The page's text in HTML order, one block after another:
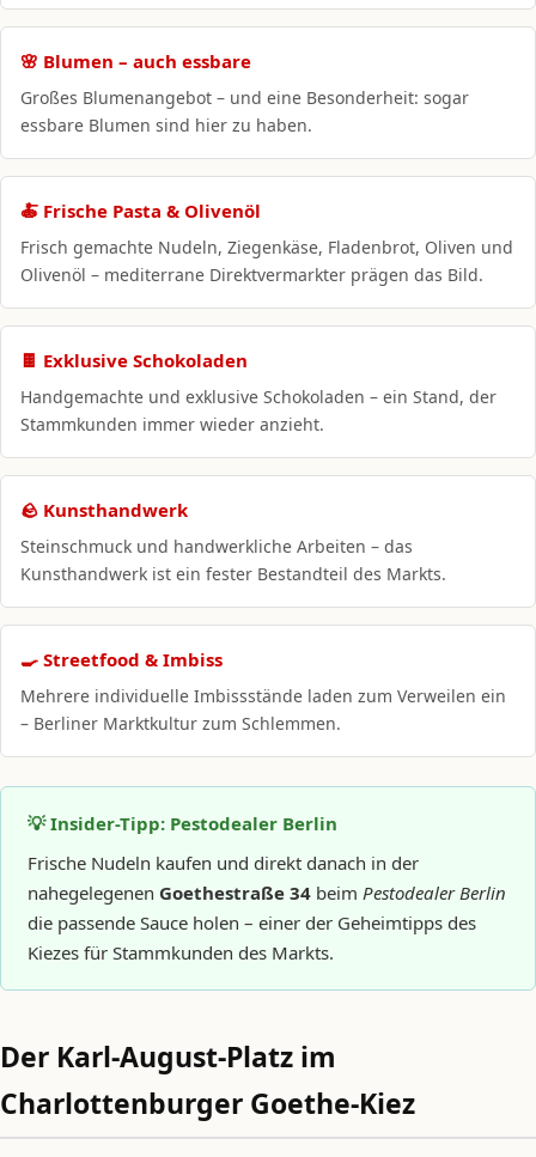
🌸 Blumen – auch essbare
Großes Blumenangebot – und eine Besonderheit: sogar
essbare Blumen sind hier zu haben.
🍝 Frische Pasta & Olivenöl
Frisch gemachte Nudeln, Ziegenkäse, Fladenbrot, Oliven und
Olivenöl – mediterrane Direktvermarkter prägen das Bild.
🍫 Exklusive Schokoladen
Handgemachte und exklusive Schokoladen – ein Stand, der
Stammkunden immer wieder anzieht.
🪨 Kunsthandwerk
Steinschmuck und handwerkliche Arbeiten – das
Kunsthandwerk ist ein fester Bestandteil des Markts.
🍳 Streetfood & Imbiss
Mehrere individuelle Imbissstände laden zum Verweilen ein
– Berliner Marktkultur zum Schlemmen.
💡 Insider-Tipp: Pestodealer Berlin
Frische Nudeln kaufen und direkt danach in der
nahegelegenen Goethestraße 34 beim Pestodealer Berlin
die passende Sauce holen – einer der Geheimtipps des
Kiezes für Stammkunden des Markts.
Der Karl-August-Platz im
Charlottenburger Goethe-Kiez